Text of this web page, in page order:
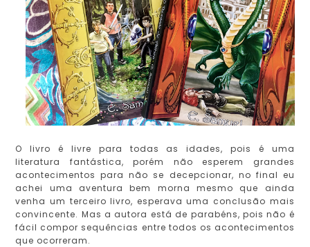
O livro é livre para todas as idades, pois é uma
literatura fantástica, porém não esperem grandes
acontecimentos para não se decepcionar, no final eu
achei uma aventura bem morna mesmo que ainda
venha um terceiro livro, esperava uma conclusão mais
convincente. Mas a autora está de parabéns, pois não é
fácil compor sequências entre todos os acontecimentos
que ocorreram.